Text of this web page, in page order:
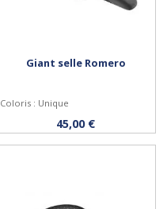
Acheter
Giant selle Romero
Coloris : Unique
45,00 €